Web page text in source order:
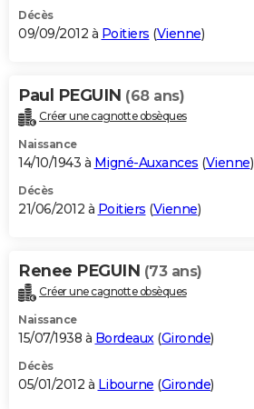
Décès
09/09/2012 à Poitiers (Vienne)
Paul PEGUIN (68 ans)
Créer une cagnotte obsèques
Naissance
14/10/1943 à Migné-Auxances (Vienne)
Décès
21/06/2012 à Poitiers (Vienne)
Renee PEGUIN (73 ans)
Créer une cagnotte obsèques
Naissance
15/07/1938 à Bordeaux (Gironde)
Décès
05/01/2012 à Libourne (Gironde)